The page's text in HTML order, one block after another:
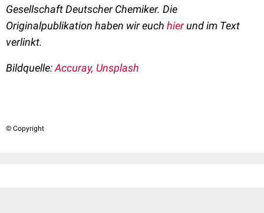
Gesellschaft Deutscher Chemiker. Die
Originalpublikation haben wir euch hierund im Text
verlinkt.
Bildquelle:Accuray, Unsplash
© Copyright